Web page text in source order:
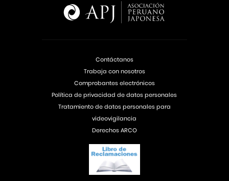
Contáctanos
Trabaja con nosotros
Comprobantes electrónicos
Política de privacidad de datos personales
Tratamiento de datos personales para
videovigilancia
Derechos ARCO